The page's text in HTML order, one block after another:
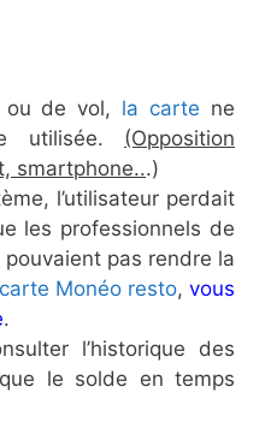
de vol, la carte ne
utilisée. (Opposition
smartphone...)
l’utilisateur perdait
les professionnels de
pas rendre la
carte Monéo resto, vous
.
l’historique des
le solde en temps